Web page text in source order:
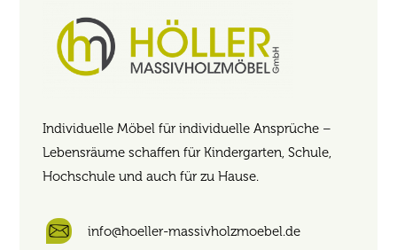
Individuelle Möbel für individuelle Ansprüche –
Lebensräume schaffen für Kindergarten, Schule,
Hochschule und auch für zu Hause.
info@hoeller-massivholzmoebel.de